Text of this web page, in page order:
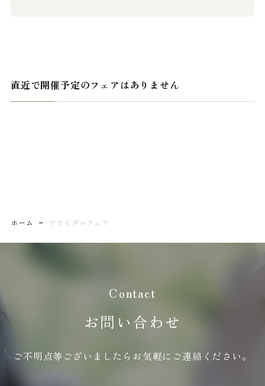
直近で開催予定のフェアはありません
ホーム ブライダルフェア
Contact
お問い合わせ
ご不明点等ございましたらお気軽にご連絡ください。